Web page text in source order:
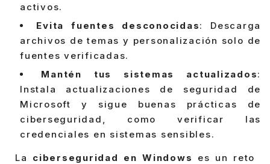
activos.
Evita fuentes desconocidas: Descarga
archivos de temas y personalización solo de
fuentes verificadas.
Mantén tus sistemas actualizados:
Instala actualizaciones de seguridad de
Microsoft y sigue buenas prácticas de
ciberseguridad, como verificar las
credenciales en sistemas sensibles.
La ciberseguridad en Windows
es un reto